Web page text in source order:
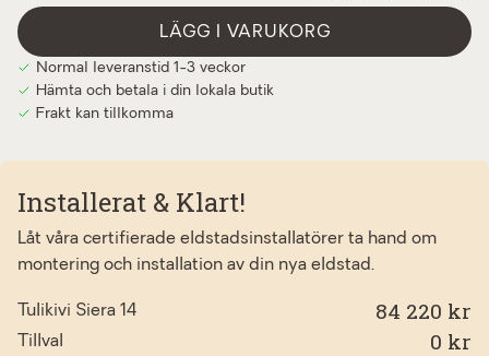
Normal leveranstid 1-3 veckor
Hämta och betala i din lokala butik
Frakt kan tillkomma
LÄGG I VARUKORG
Installerat & Klart!
Låt våra certifierade eldstadsinstallatörer ta hand om
montering och installation av din nya eldstad.
Tulikivi Siera 14 84 220 kr
Tillval 0 kr